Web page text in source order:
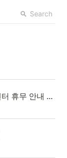
Search
사내 워크숍 및 공휴일로 인한 고객센터 휴무 안내 (7/16~19)